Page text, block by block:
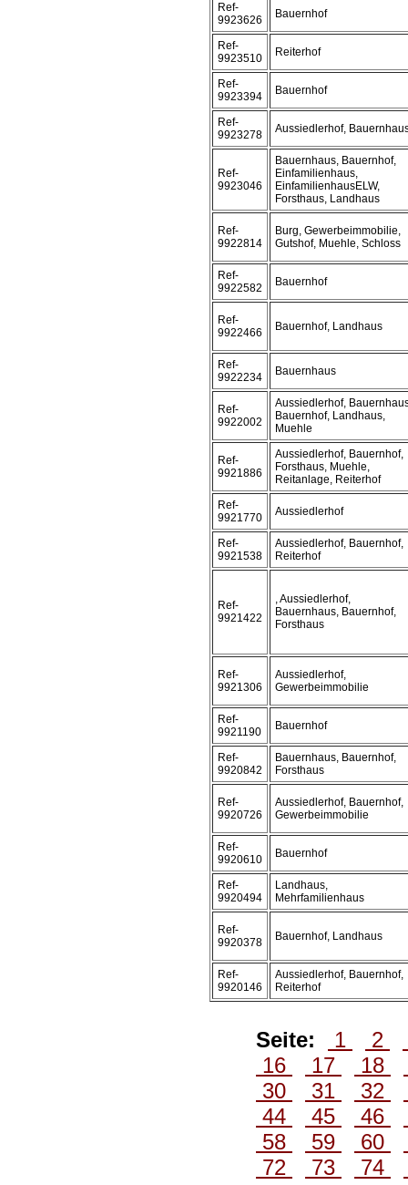
Ref-
9923626
Bauernhof
Ref-
9923510
Reiterhof
Ref-
9923394
Bauernhof
Ref-
9923278
Aussiedlerhof,
Ref-
9923046
Bauernhaus, Bauernhof,
Einfamilienhaus,
EinfamilienhausELW,
Forsthaus, Landhaus
Ref-
9922814
Burg, Gewerbeimmobilie,
Gutshof, Muehle, Schloss
Ref-
9922582
Bauernhof
Ref-
9922466
Bauernhof, Landhaus
Ref-
9922234
Bauernhaus
Ref-
9922002
Aussiedlerhof,
Bauernhof, Landhaus,
Muehle
Ref-
9921886
Aussiedlerhof, Bauernhof,
Forsthaus, Muehle,
Reitanlage, Reiterhof
Ref-
9921770
Aussiedlerhof
Ref-
9921538
Aussiedlerhof, Bauernhof,
Reiterhof
Ref-
9921422
, Aussiedlerhof,
Bauernhaus, Bauernhof,
Forsthaus
Ref-
9921306
Aussiedlerhof,
Gewerbeimmobilie
Ref-
9921190
Bauernhof
Ref-
9920842
Bauernhaus, Bauernhof,
Forsthaus
Ref-
9920726
Aussiedlerhof, Bauernhof,
Gewerbeimmobilie
Ref-
9920610
Bauernhof
Ref-
9920494
Landhaus,
Mehrfamilienhaus
Ref-
9920378
Bauernhof, Landhaus
Ref-
9920146
Aussiedlerhof, Bauernhof,
Reiterhof
Seite: 1 2
16
17 18
30
31 32
44
45 46
58
59 60
72
73 74